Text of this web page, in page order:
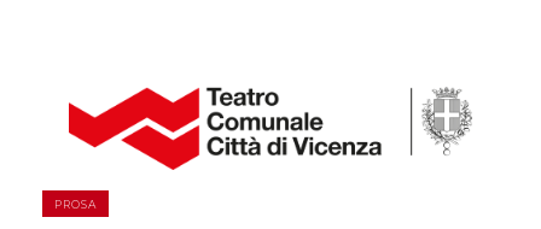
PROSA
SCOPRI DI PIÙ